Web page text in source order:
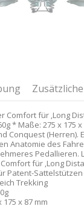
Comfort für ‚Long
* Maße: 275 x
Conquest
Anatomie des
Pedallieren.
für ‚Long
Patent-Sattelstützen
Trekking
175 x 87 mm